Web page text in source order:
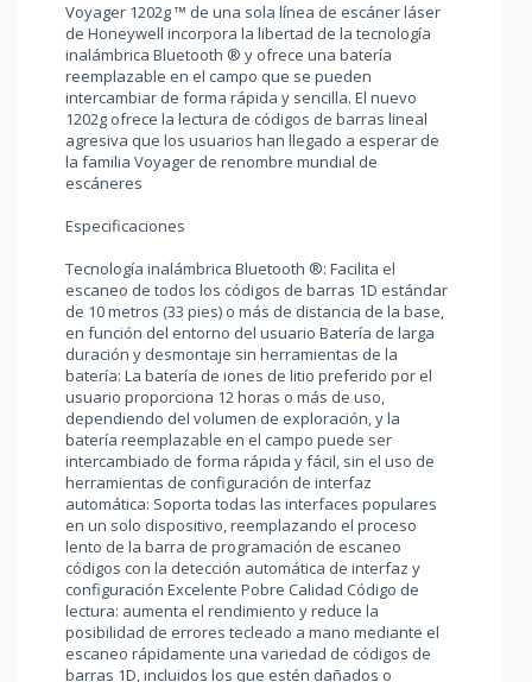
Voyager 1202g ™ de una sola línea de escáner láser
de Honeywell incorpora la libertad de la tecnología
inalámbrica Bluetooth ® y ofrece una batería
reemplazable en el campo que se pueden
intercambiar de forma rápida y sencilla. El nuevo
1202g ofrece la lectura de códigos de barras lineal
agresiva que los usuarios han llegado a esperar de
la familia Voyager de renombre mundial de
escáneres
Especificaciones
Tecnología inalámbrica Bluetooth ®: Facilita el
escaneo de todos los códigos de barras 1D estándar
de 10 metros (33 pies) o más de distancia de la base,
en función del entorno del usuario Batería de larga
duración y desmontaje sin herramientas de la
batería: La batería de iones de litio preferido por el
usuario proporciona 12 horas o más de uso,
dependiendo del volumen de exploración, y la
batería reemplazable en el campo puede ser
intercambiado de forma rápida y fácil, sin el uso de
herramientas de configuración de interfaz
automática: Soporta todas las interfaces populares
en un solo dispositivo, reemplazando el proceso
lento de la barra de programación de escaneo
códigos con la detección automática de interfaz y
configuración Excelente Pobre Calidad Código de
lectura: aumenta el rendimiento y reduce la
posibilidad de errores tecleado a mano mediante el
escaneo rápidamente una variedad de códigos de
barras 1D, incluidos los que estén dañados o